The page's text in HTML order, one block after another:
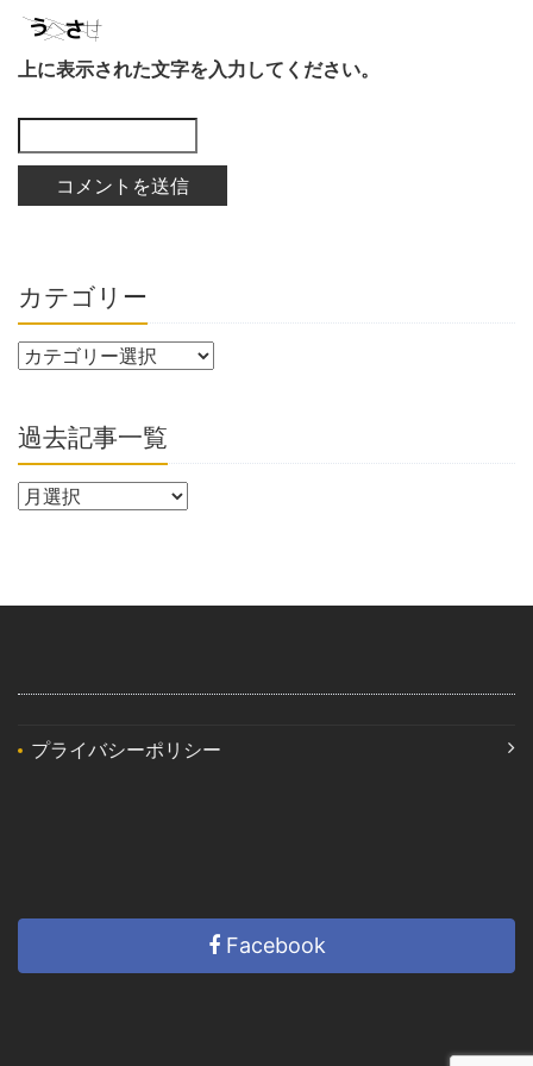
上に表示された文字を入力してください。
カテゴリー
過去記事一覧
プライバシーポリシー
Facebook